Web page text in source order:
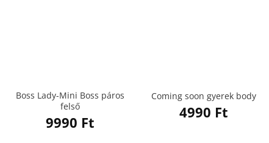
Boss Lady-Mini Boss páros
felső
9990 Ft
Coming soon gyerek body
4990 Ft